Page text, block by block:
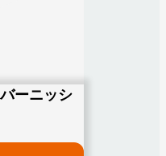
ーニッシ